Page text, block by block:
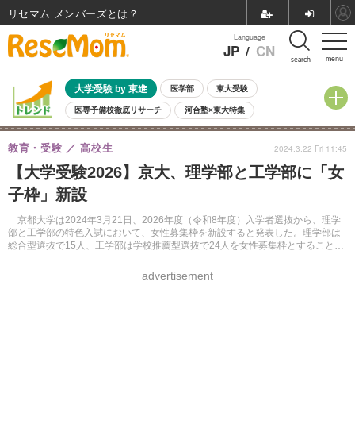
menu
Language
JP / CN search
大学受験 by 東進 医学部 東大受験
医専予備校徹底リサーチ 河合塾×東大特集
親子で考える大学選び 高校受験 中学受験 小学校受験
共通テスト 夏休み
8月開催イベント・WS 全国公立高校 過去問 人気記事
自由研究教材（小学生向け）
【大学受験2026】京大、理学部と工学部に「女
子枠」新設
京都大学は2024年3月21日、2026年度（令和8年度）入学者選抜から、理学
部と工学部の特色入試において、女性募集枠を新設すると発表した。理学部は
総合型選抜で15人、工学部は学校推薦型選抜で24人を女性募集枠とすること
教育・受験 高校生
advertisement
2024.3.22 Fri 11:45
リセマム メンバーズ